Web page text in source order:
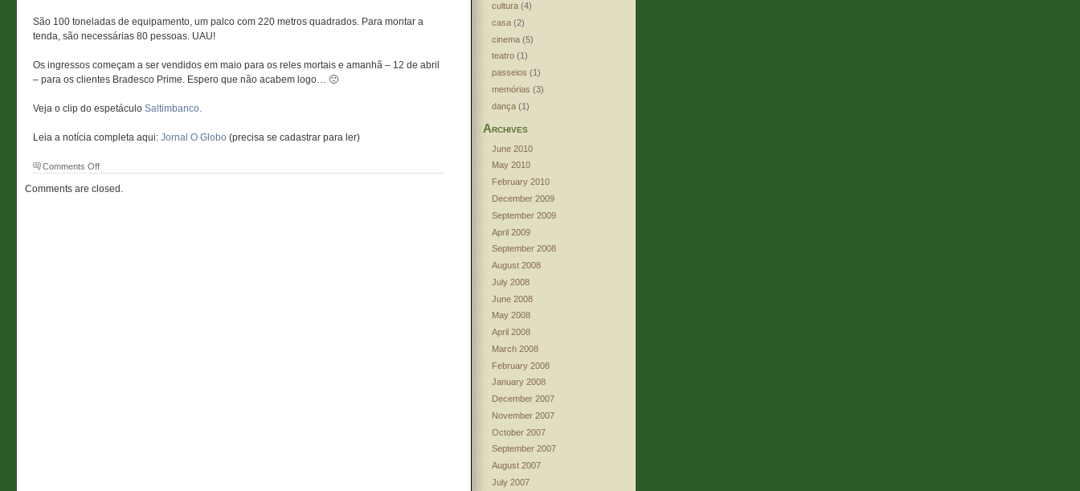
São 100 toneladas de equipamento, um palco com 220 metros quadrados. Para montar a
tenda, são necessárias 80 pessoas. UAU!
Os ingressos começam a ser vendidos em maio para os reles mortais e amanhã – 12 de abril
– para os clientes Bradesco Prime. Espero que não acabem logo… 🙁
Veja o clip do espetáculo Saltimbanco.
Leia a notícia completa aqui: Jornal O Globo (precisa se cadastrar para ler)
Comments Offon
du
Comments are closed.
cultura(4)
casa(2)
cinema(5)
teatro(1)
passeios (1)
memórias (3)
dança(1)
Archives
June 2010
May 2010
February 2010
December 2009
September 2009
April 2009
September 2008
August 2008
July 2008
June 2008
May 2008
April 2008
March 2008
February 2008
January 2008
December 2007
November 2007
October 2007
September 2007
August 2007
July 2007